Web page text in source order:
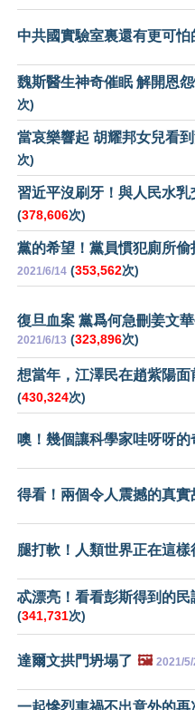
中共國實驗室裏還有更可怕
魏斯醫生神奇催眠 解開恩
次)
當哀樂響起 胡耀邦女兒看
次)
習近平沒刷牙！與人民水乳
(378,606次)
黨的希望！黨員慣犯廁所偷
2021/6/14 (353,562次)
復旦血案 黨爲何急刪姜文
2021/6/13 (323,896次)
想當年，江澤民在趙紫陽面
(430,324次)
噢！幾個讓科學家哇呀呀的
得看！兩個令人震撼的真實
腿打軟！人類世界正在這樣
忒漂亮！看看彭斯得到的
(341,731次)
達爾文拱門坍塌了 🖼️ 2021/
一起慘烈車禍不出意外的再